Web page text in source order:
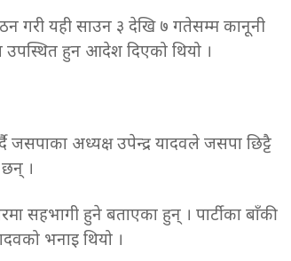
गरी यही साउन ३ देखि ७ गतेसम्म कानूनी
हुन आदेश दिएको थियो ।
जसपाका अध्यक्ष उपेन्द्र यादवले जसपा छिट्टै
।
सहभागी हुने बताएका हुन् । पार्टीका बाँकी
भनाइ थियो ।